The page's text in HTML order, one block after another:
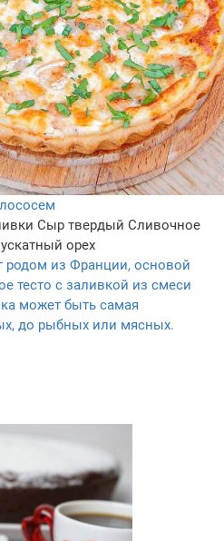
Сыр твердый Сливочное
орех
родом из Франции, основой
тесто с заливкой из смеси
может быть самая
до рыбных или мясных.